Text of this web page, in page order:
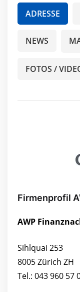
ADRESSE
NEWS
FOTOS /
Firmenprofil
AWP
Sihlquai 253
8005 Zürich ZH
Tel.: 043 960 57